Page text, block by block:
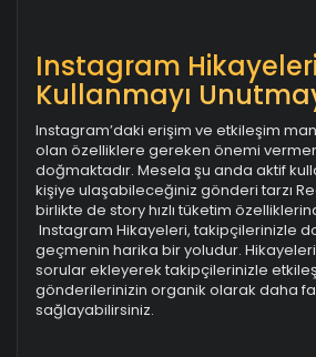
Instagram
Kullanmayı
Instagram’daki erişim ve etkileşim
olan özelliklere gereken önemi
doğmaktadır. Mesela şu anda aktif
kişiye ulaşabileceğiniz gönderi tarzı
birlikte de story hızlı tüketim
Instagram Hikayeleri, takipçilerinizle
geçmenin harika bir yoludur.
sorular ekleyerek takipçilerinizle
gönderilerinizin organik olarak daha
sağlayabilirsiniz.